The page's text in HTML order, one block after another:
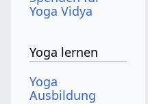
Yoga Vidya
Yoga lernen
Yoga
Ausbildung